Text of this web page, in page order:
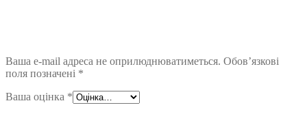
Ваша e-mail адреса не оприлюднюватиметься. Обов’язкові
поля позначені *
Ваша оцінка *